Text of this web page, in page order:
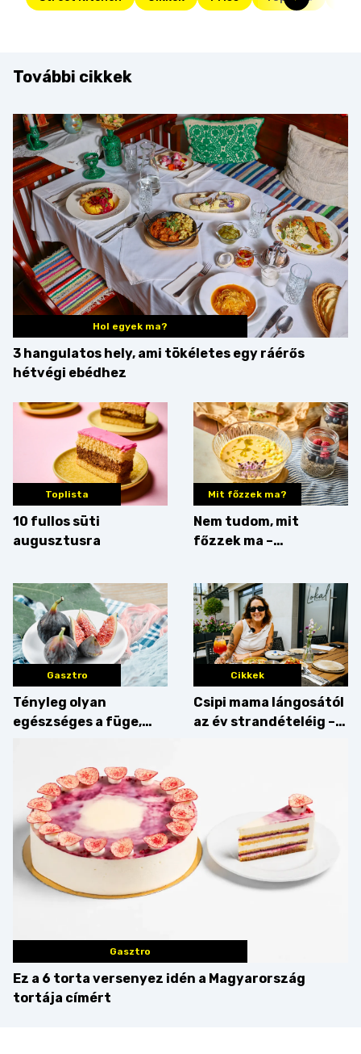
További cikkek
Hol egyek ma?
3 hangulatos hely, ami tökéletes egy ráérős
hétvégi ebédhez
Toplista
10 fullos süti
augusztusra
Mit főzzek ma?
Nem tudom, mit
főzzek ma –
Gasztro
Tényleg olyan
egészséges a füge,
Cikkek
Csipi mama lángosától
az év strandételéig –
Gasztro
Ez a 6 torta versenyez idén a Magyarország
tortája címért